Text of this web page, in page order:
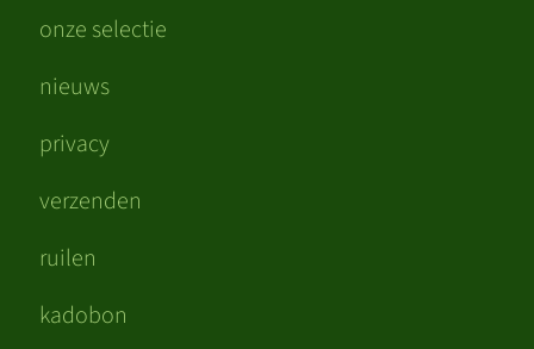
onze selectie
nieuws
privacy
verzenden
ruilen
kadobon